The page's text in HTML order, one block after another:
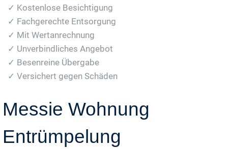
✓ Kostenlose Besichtigung
✓ Fachgerechte Entsorgung
✓ Mit Wertanrechnung
✓ Unverbindliches Angebot
✓ Besenreine Übergabe
✓ Versichert gegen Schäden
Messie Wohnung
Entrümpelung